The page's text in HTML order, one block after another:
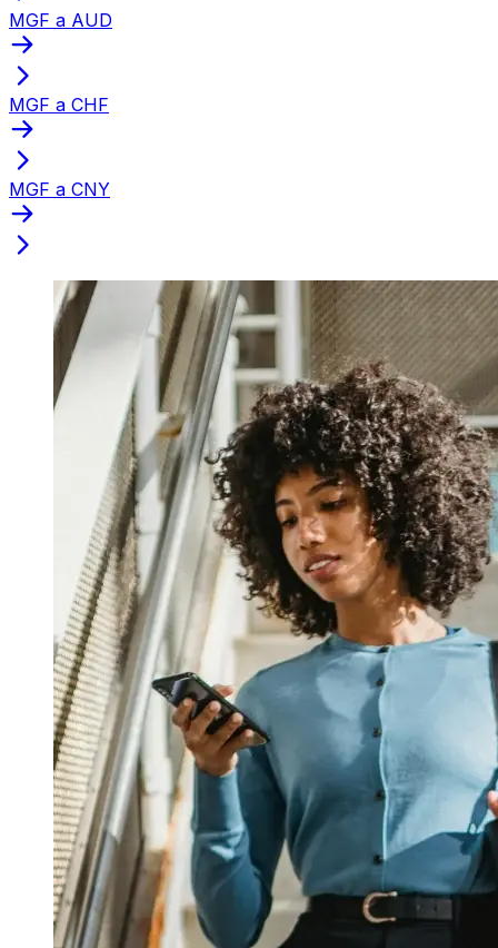
MGF a AUD
MGF a CHF
MGF a CNY